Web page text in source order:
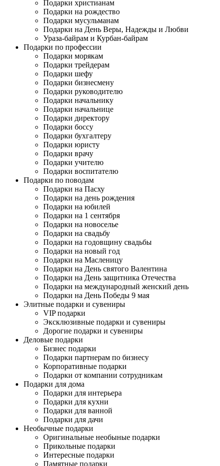
Подарки христианам
Подарки на рождество
Подарки мусульманам
Подарки на День Веры, Надежды и Любви
Ураза-байрам и Курбан-байрам
Подарки по профессии
Подарки морякам
Подарки трейдерам
Подарки шефу
Подарки бизнесмену
Подарки руководителю
Подарки начальнику
Подарки начальнице
Подарки директору
Подарки боссу
Подарки бухгалтеру
Подарки юристу
Подарки врачу
Подарки учителю
Подарки воспитателю
Подарки по поводам
Подарки на Пасху
Подарки на день рождения
Подарки на юбилей
Подарки на 1 сентября
Подарки на новоселье
Подарки на свадьбу
Подарки на годовщину свадьбы
Подарки на новый год
Подарки на Масленицу
Подарки на День святого Валентина
Подарки на День защитника Отечества
Подарки на международный женский день
Подарки на День Победы 9 мая
Элитные подарки и сувениры
VIP подарки
Эксклюзивные подарки и сувениры
Дорогие подарки и сувениры
Деловые подарки
Бизнес подарки
Подарки партнерам по бизнесу
Корпоративные подарки
Подарки от компании сотрудникам
Подарки для дома
Подарки для интерьера
Подарки для кухни
Подарки для ванной
Подарки для дачи
Необычные подарки
Оригинальные необыные подарки
Прикольные подарки
Интересные подарки
Памятные подарки